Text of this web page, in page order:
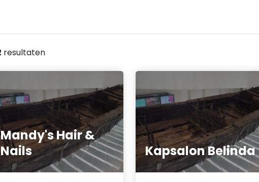
resultaten
Mandy's Hair &
Nails
Kapsalon Belinda